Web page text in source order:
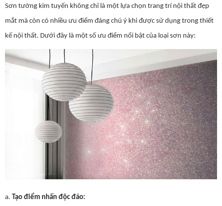
Sơn tường kim tuyến không chỉ là một lựa chọn trang trí nội thất đẹp
mắt mà còn có nhiều ưu điểm đáng chú ý khi được sử dụng trong thiết
kế nội thất. Dưới đây là một số ưu điểm nổi bật của loại sơn này:
a. Tạo điểm nhấn độc đáo: